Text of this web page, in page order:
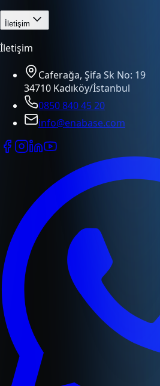
İletişim
İletişim
Caferağa, Şifa Sk No: 19
34710 Kadıköy/İstanbul
0850 840 45 20
info@enabase.com